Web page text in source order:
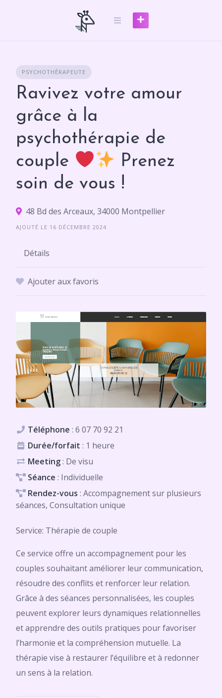
PSYCHOTHÉRAPEUTE
Ravivez votre amour
grâce à la
psychothérapie de
couple
Prenez
soin de vous !
48 Bd des Arceaux, 34000 Montpellier
AJOUTÉ LE 16 DÉCEMBRE 2024
Détails
Ajouter aux favoris
Téléphone : 6 07 70 92 21
Durée/forfait : 1 heure
Meeting: De visu
Séance : Individuelle
Rendez-vous : Accompagnement sur plusieurs
séances, Consultation unique
Service: Thérapie de couple
Ce service offre un accompagnement pour les
couples souhaitant améliorer leur communication,
résoudre des conflits et renforcer leur relation.
Grâce à des séances personnalisées, les couples
peuvent explorer leurs dynamiques relationnelles
et apprendre des outils pratiques pour favoriser
l’harmonie et la compréhension mutuelle. La
thérapie vise à restaurer l’équilibre et à redonner
un sens à la relation.